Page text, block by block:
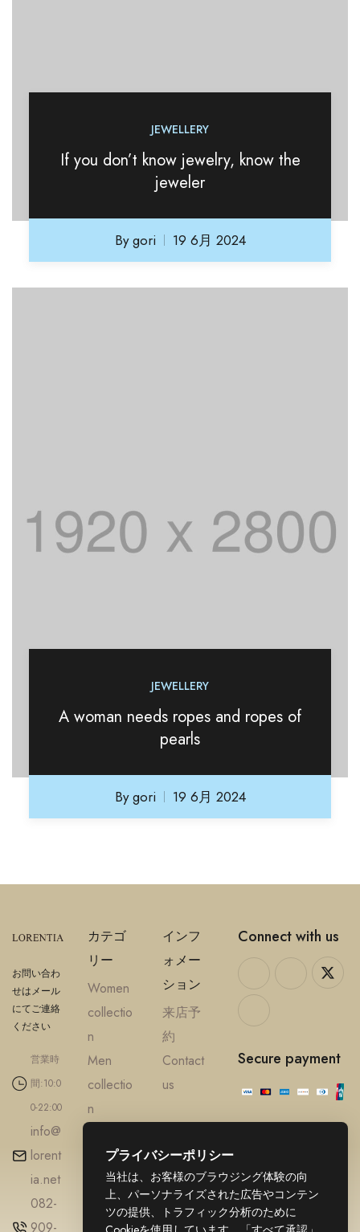
JEWELLERY
If you don’t know jewelry, know the
jeweler
Bygori 19 6月 2024
JEWELLERY
A woman needs ropes and ropes of
pearls
Bygori 19 6月 2024
お問い合わ
せはメール
にてご連絡
ください
営業時
間:10:0
0-22:00
info@
lorent
ia.net
082-
909-
カテゴ
リー
Women
collectio
n
Men
collectio
n
ries
Diamond
Gold
インフ
ォメー
ション
来店予
約
Contact
us
Connect with us
Secure payment
プライバシーポリシー
当社は、お客様のブラウジング体験の向
上、パーソナライズされた広告やコンテン
ツの提供、トラフィック分析のために